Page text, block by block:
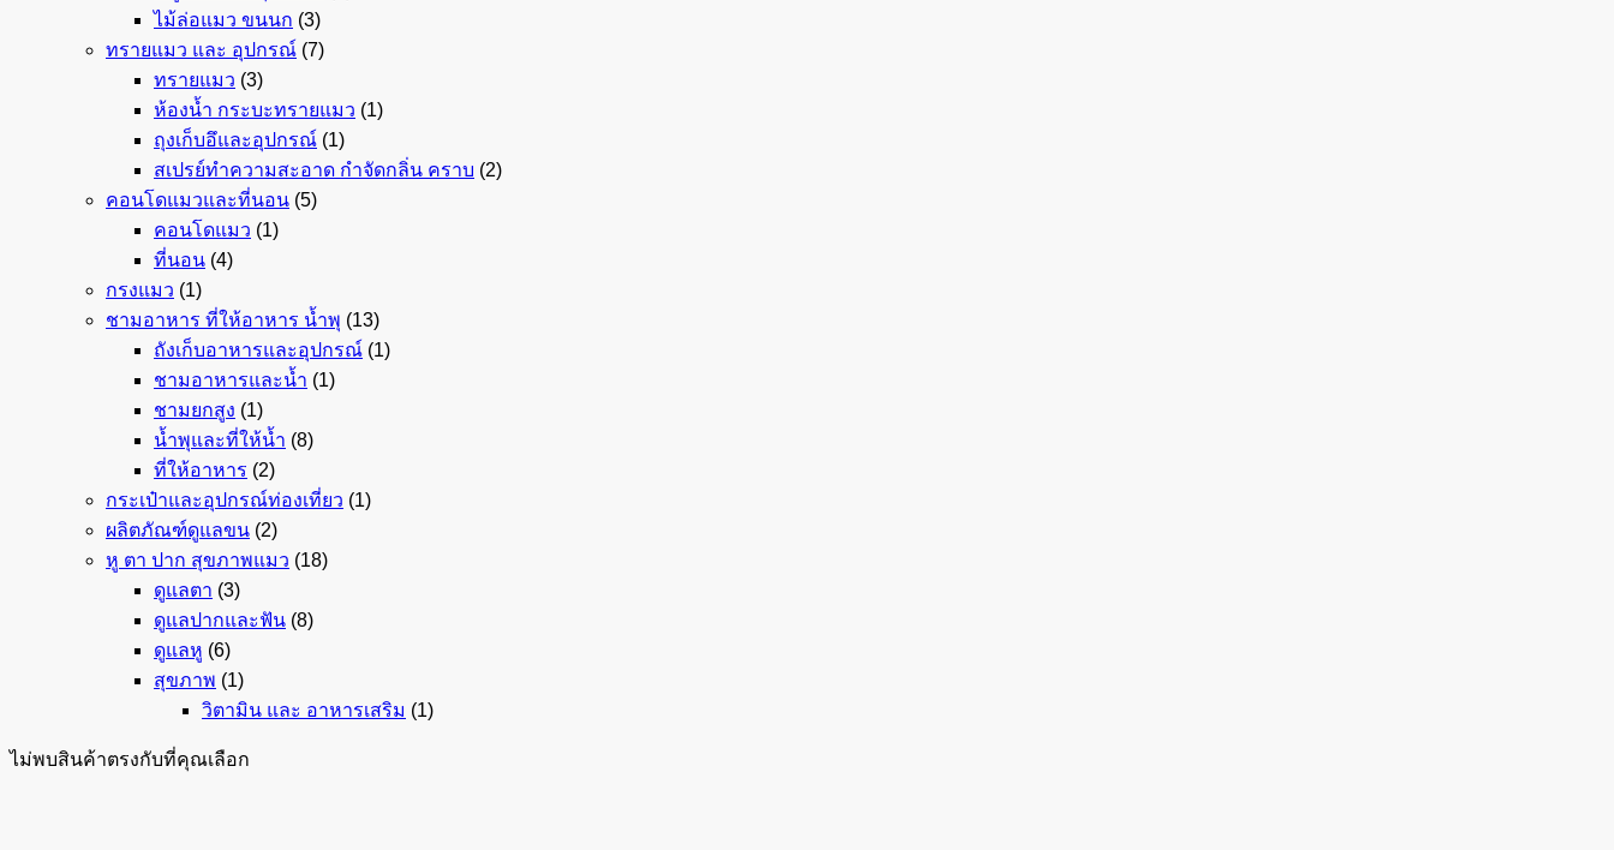
ไม้ล่อแมว ขนนก (3)
ทรายแมว และ อุปกรณ์ (7)
ทรายแมว (3)
ห้องน้ำ กระบะทรายแมว (1)
ถุงเก็บอึและอุปกรณ์ (1)
สเปรย์ทำความสะอาด กำจัดกลิ่น คราบ (2)
คอนโดแมวและที่นอน (5)
คอนโดแมว (1)
ที่นอน (4)
กรงแมว (1)
ชามอาหาร ที่ให้อาหาร น้ำพุ (13)
ถังเก็บอาหารและอุปกรณ์ (1)
ชามอาหารและน้ำ (1)
ชามยกสูง (1)
น้ำพุและที่ให้น้ำ (8)
ที่ให้อาหาร (2)
กระเป๋าและอุปกรณ์ท่องเที่ยว (1)
ผลิตภัณฑ์ดูแลขน (2)
หู ตา ปาก สุขภาพแมว (18)
ดูแลตา (3)
ดูแลปากและฟัน (8)
ดูแลหู (6)
สุขภาพ (1)
วิตามิน และ อาหารเสริม (1)
ไม่พบสินค้าตรงกับที่คุณเลือก